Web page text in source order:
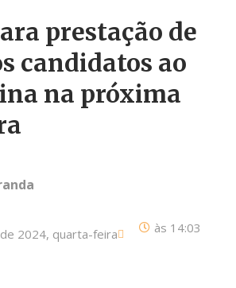
prestação de
candidatos ao
na próxima
2024, quarta-feira às 14:03